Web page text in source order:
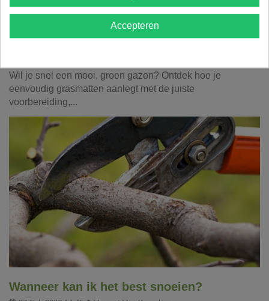
Grasmatten aanleggen: stap-voor-stap gids
voor een perfect gazon
Wil je snel een mooi, groen gazon? Ontdek hoe je
eenvoudig grasmatten aanlegt met de juiste
voorbereiding,...
Wanneer kan ik het best snoeien?
Accepteren